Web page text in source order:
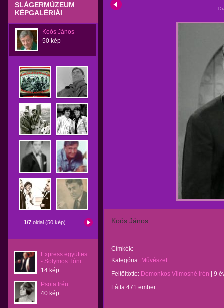
SLÁGERMÚZEUM
KÉPGALÉRIÁI
Koós János
50 kép
1/7 oldal (50 kép)
Express együttes
- Solymos Tóni
14 kép
Psota Irén
40 kép
Koós János
Címkék:
Kategória: Művészet
Feltöltötte: Domonkos Vilmosné Irén
9
Látta 471 ember.